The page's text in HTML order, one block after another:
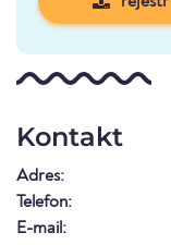
Kontakt
Adres:
Telefon:
E-mail: